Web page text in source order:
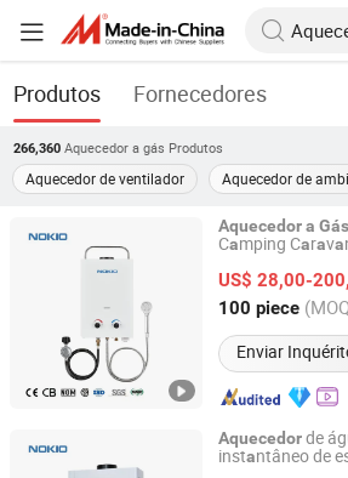
Produtos Fornecedores
266,360 Aquecedor a gás Produtos
Aquecedor de ventilador Aquecedor de
Aquecedora Gás
Camping Carava
ÁguaQuente Ca
Água a
US$ 28,00-
100 piece
Enviar
Fo Shan City Nokio Appliances Co.,
Guangdong, China Desde
Aquecedorde
instantâneo de
Fo Shan City Nokio Appliances Co.,